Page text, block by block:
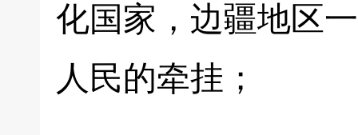
化国家，边疆地区
人民的牵挂；